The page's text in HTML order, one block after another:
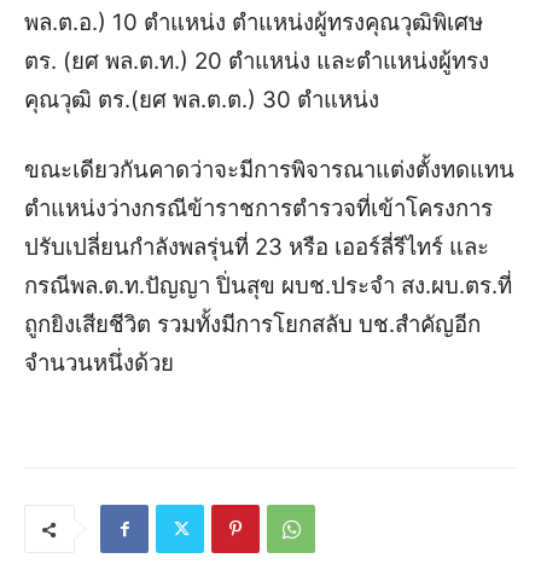
พล.ต.อ.) 10 ตำแหน่ง ตำแหน่งผู้ทรงคุณวุฒิพิเศษ
ตร. (ยศ พล.ต.ท.) 20 ตำแหน่ง และตำแหน่งผู้ทรง
คุณวุฒิ ตร.(ยศ พล.ต.ต.) 30 ตำแหน่ง
ขณะเดียวกันคาดว่าจะมีการพิจารณาแต่งตั้งทดแทน
ตำแหน่งว่างกรณีข้าราชการตำรวจที่เข้าโครงการ
ปรับเปลี่ยนกำลังพลรุ่นที่ 23 หรือ เออร์ลี่รีไทร์ และ
กรณีพล.ต.ท.ปัญญา ปิ่นสุข ผบช.ประจำ สง.ผบ.ตร.ที่
ถูกยิงเสียชีวิต รวมทั้งมีการโยกสลับ บช.สำคัญอีก
จำนวนหนึ่งด้วย